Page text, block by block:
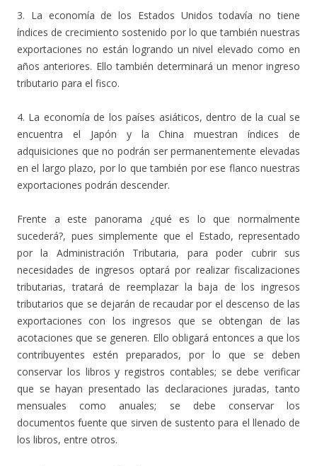
3. La economía de los Estados Unidos todavía no tiene
índices de crecimiento sostenido por lo que también nuestras
exportaciones no están logrando un nivel elevado como en
años anteriores. Ello también determinará un menor ingreso
tributario para el fisco.
4. La economía de los países asiáticos, dentro de la cual se
encuentra el Japón y la China muestran índices de
adquisiciones que no podrán ser permanentemente elevadas
en el largo plazo, por lo que también por ese flanco nuestras
exportaciones podrán descender.
Frente a este panorama ¿qué es lo que normalmente
sucederá?, pues simplemente que el Estado, representado
por la Administración Tributaria, para poder cubrir sus
necesidades de ingresos optará por realizar fiscalizaciones
tributarias, tratará de reemplazar la baja de los ingresos
tributarios que se dejarán de recaudar por el descenso de las
exportaciones con los ingresos que se obtengan de las
acotaciones que se generen. Ello obligará entonces a que los
contribuyentes estén preparados, por lo que se deben
conservar los libros y registros contables; se debe verificar
que se hayan presentado las declaraciones juradas, tanto
mensuales como anuales; se debe conservar los
documentos fuente que sirven de sustento para el llenado de
los libros, entre otros.